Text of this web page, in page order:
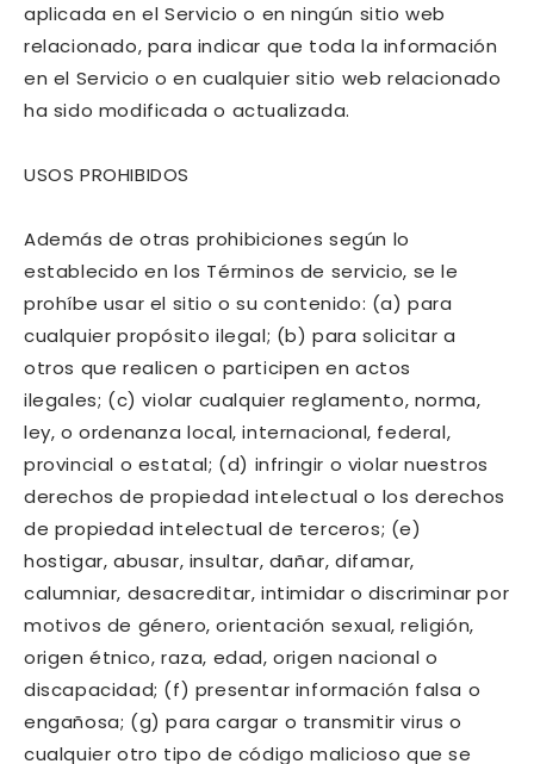
aplicada en el Servicio o en ningún sitio web
relacionado, para indicar que toda la información
en el Servicio o en cualquier sitio web relacionado
ha sido modificada o actualizada.
USOS PROHIBIDOS
Además de otras prohibiciones según lo
establecido en los Términos de servicio, se le
prohíbe usar el sitio o su contenido: (a) para
cualquier propósito ilegal; (b) para solicitar a
otros que realicen o participen en actos
ilegales; (c) violar cualquier reglamento, norma,
ley, o ordenanza local, internacional, federal,
provincial o estatal; (d) infringir o violar nuestros
derechos de propiedad intelectual o los derechos
de propiedad intelectual de terceros; (e)
hostigar, abusar, insultar, dañar, difamar,
calumniar, desacreditar, intimidar o discriminar por
motivos de género, orientación sexual, religión,
origen étnico, raza, edad, origen nacional o
discapacidad; (f) presentar información falsa o
engañosa; (g) para cargar o transmitir virus o
cualquier otro tipo de código malicioso que se